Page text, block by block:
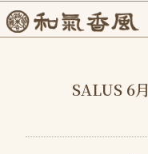
内
容
SALUS 6